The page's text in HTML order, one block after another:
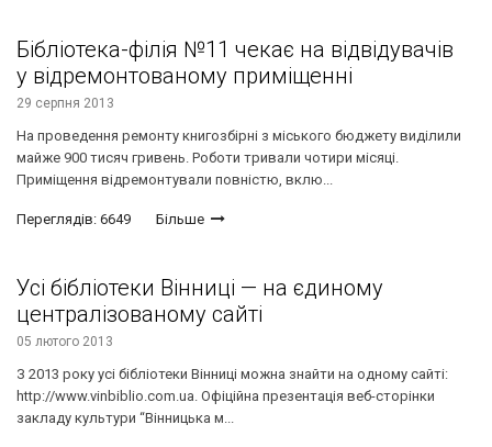
Бібліотека-філія №11 чекає на відвідувачів
у відремонтованому приміщенні
29 серпня 2013
На проведення ремонту книгозбірні з міського бюджету виділили
майже 900 тисяч гривень. Роботи тривали чотири місяці.
Приміщення відремонтували повністю, вклю...
Переглядів: 6649 Більше
Усі бібліотеки Вінниці — на єдиному
централізованому сайті
05 лютого 2013
З 2013 року усі бібліотеки Вінниці можна знайти на одному сайті:
http://www.vinbiblio.com.ua. Офіційна презентація веб-сторінки
закладу культури “Вінницька м...